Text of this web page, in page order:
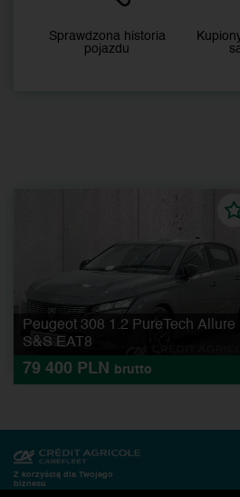
Sprawdzona historia
pojazdu
Peugeot 308 1.2 PureTech Allure
S&S EAT8
79 400 PLN brutto
Z korzyścią dla Twojego
biznesu